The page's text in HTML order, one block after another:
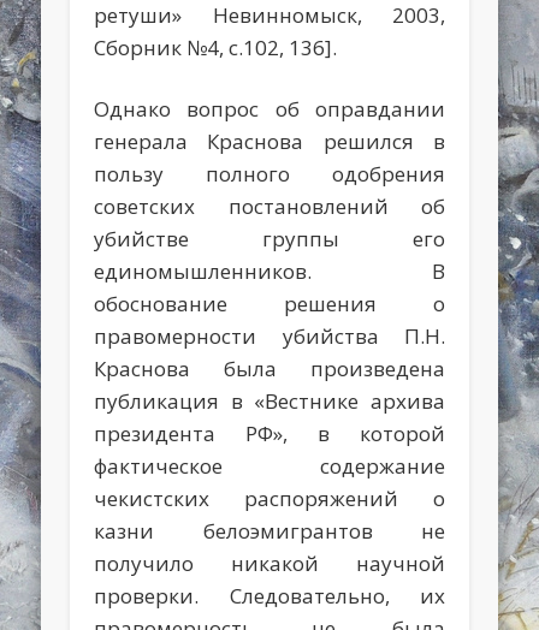
ретуши» Невинномыск, 2003,
Сборник №4, с.102, 136].
Однако вопрос об оправдании
генерала Краснова решился в
пользу полного одобрения
советских постановлений об
убийстве группы его
единомышленников. В
обоснование решения о
правомерности убийства П.Н.
Краснова была произведена
публикация в «Вестнике архива
президента РФ», в которой
фактическое содержание
чекистских распоряжений о
казни белоэмигрантов не
получило никакой научной
проверки. Следовательно, их